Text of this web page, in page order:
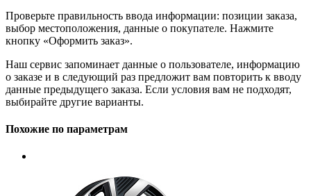
Проверьте правильность ввода информации: позиции заказа,
выбор местоположения, данные о покупателе. Нажмите
кнопку «Оформить заказ».
Наш сервис запоминает данные о пользователе, информацию
о заказе и в следующий раз предложит вам повторить к вводу
данные предыдущего заказа. Если условия вам не подходят,
выбирайте другие варианты.
Похожие по параметрам